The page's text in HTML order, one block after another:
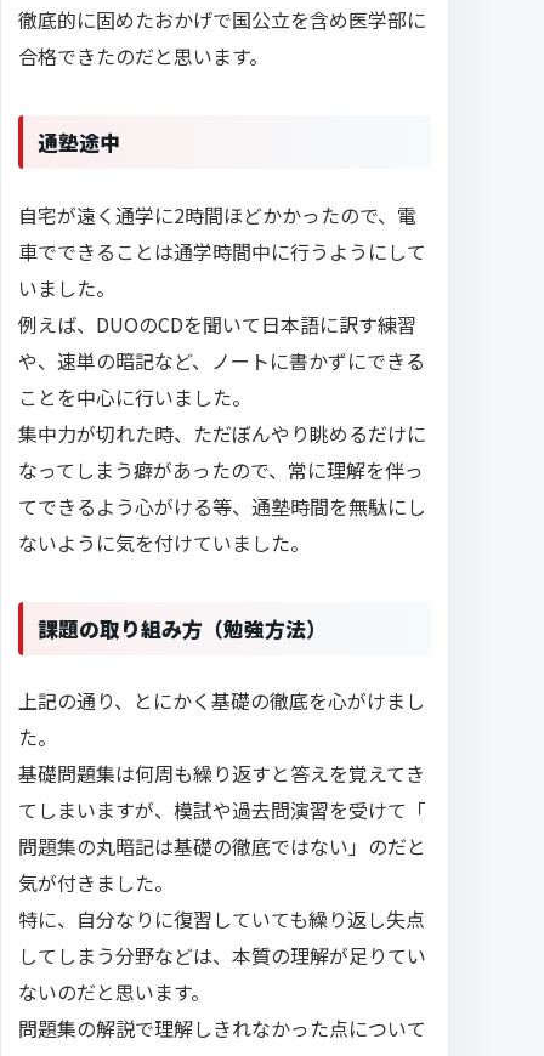
徹底的に固めたおかげで国公立を含め医学部に
合格できたのだと思います。
通塾途中
自宅が遠く通学に2時間ほどかかったので、電
車でできることは通学時間中に行うようにして
いました。
例えば、DUOのCDを聞いて日本語に訳す練習
や、速単の暗記など、ノートに書かずにできる
ことを中心に行いました。
集中力が切れた時、ただぼんやり眺めるだけに
なってしまう癖があったので、常に理解を伴っ
てできるよう心がける等、通塾時間を無駄にし
ないように気を付けていました。
課題の取り組み方（勉強方法）
上記の通り、とにかく基礎の徹底を心がけまし
た。
基礎問題集は何周も繰り返すと答えを覚えてき
てしまいますが、模試や過去問演習を受けて「
問題集の丸暗記は基礎の徹底ではない」のだと
気が付きました。
特に、自分なりに復習していても繰り返し失点
してしまう分野などは、本質の理解が足りてい
ないのだと思います。
問題集の解説で理解しきれなかった点について